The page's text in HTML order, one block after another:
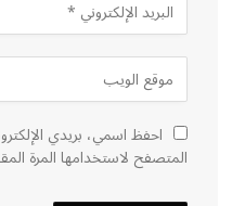
احفظ اسمي، بريدي
المتصفح لاستخدامها المرة